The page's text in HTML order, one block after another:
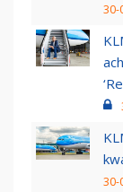
30-
30-